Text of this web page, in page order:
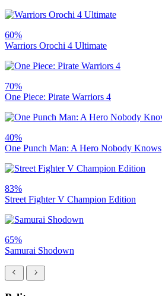
60%
Warriors Orochi 4 Ultimate
70%
One Piece: Pirate Warriors 4
40%
One Punch Man: A Hero Nobody Knows
83%
Street Fighter V Champion Edition
65%
Samurai Shodown